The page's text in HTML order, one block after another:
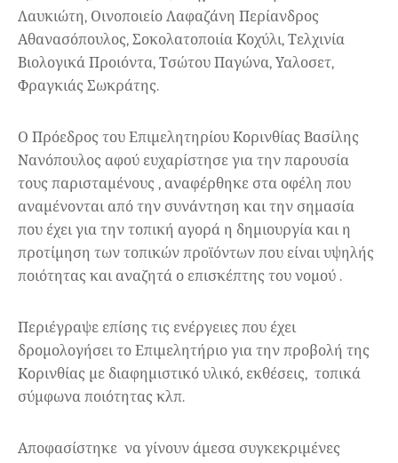
Λαυκιώτη, Οινοποιείο Λαφαζάνη Περίανδρος
Αθανασόπουλος, Σοκολατοποιία Κοχύλι, Τελχινία
Βιολογικά Προιόντα, Τσώτου Παγώνα, Υαλοσετ,
Φραγκιάς Σωκράτης.
Ο Πρόεδρος του Επιμελητηρίου Κορινθίας Βασίλης
Νανόπουλος αφού ευχαρίστησε για την παρουσία
τους παρισταμένους , αναφέρθηκε στα οφέλη που
αναμένονται από την συνάντηση και την σημασία
που έχει για την τοπική αγορά η δημιουργία και η
προτίμηση των τοπικών προϊόντων που είναι υψηλής
ποιότητας και αναζητά ο επισκέπτης του νομού .
Περιέγραψε επίσης τις ενέργειες που έχει
δρομολογήσει το Επιμελητήριο για την προβολή της
Κορινθίας με διαφημιστικό υλικό, εκθέσεις, τοπικά
σύμφωνα ποιότητας κλπ.
Αποφασίστηκε να γίνουν άμεσα συγκεκριμένες